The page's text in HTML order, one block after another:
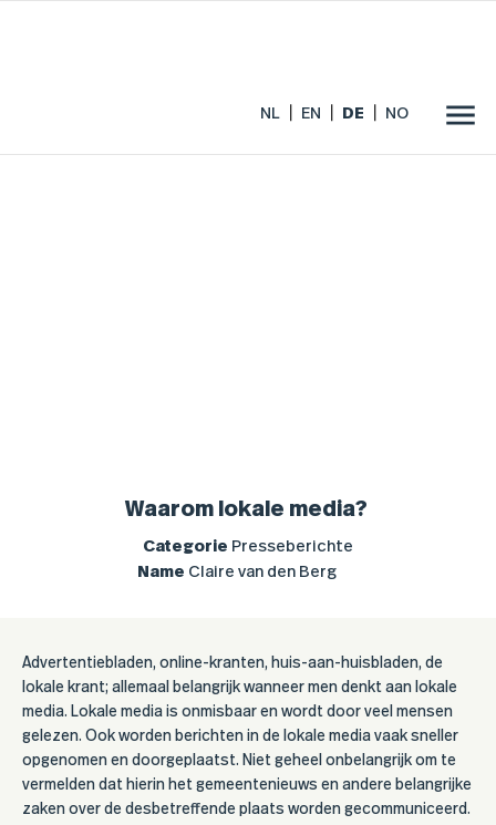
NL EN DE NO
Waarom lokale media?
Categorie Presseberichte
Name Claire van den Berg
Advertentiebladen, online-kranten, huis-aan-huisbladen, de
lokale krant; allemaal belangrijk wanneer men denkt aan lokale
media. Lokale media is onmisbaar en wordt door veel mensen
gelezen. Ook worden berichten in de lokale media vaak sneller
opgenomen en doorgeplaatst. Niet geheel onbelangrijk om te
vermelden dat hierin het gemeentenieuws en andere belangrijke
zaken over de desbetreffende plaats worden gecommuniceerd.